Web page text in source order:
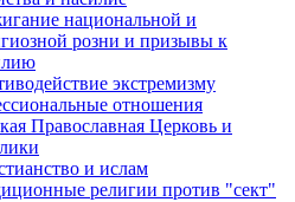
национальной и
розни и призывы к
экстремизму
отношения
Православная Церковь и
и ислам
религии против "сект"